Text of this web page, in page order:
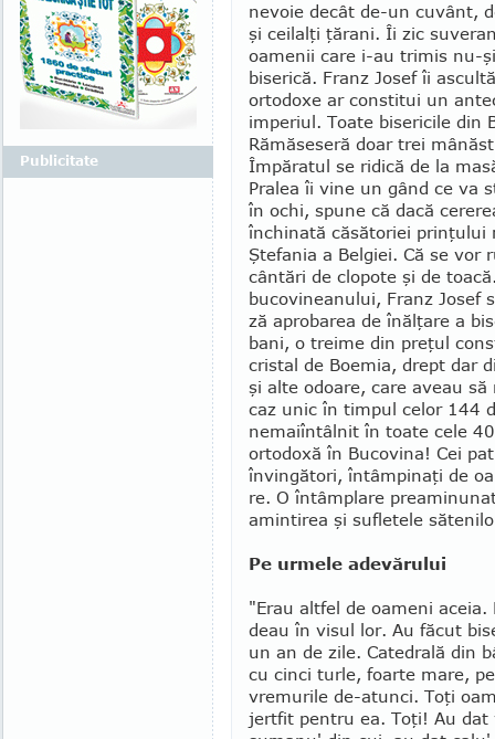
nevoie decât de-un cuvânt,
şi ceilalţi ţărani. Îi zic
oamenii care i-au trimis nu-
biserică. Franz Josef îi
ortodoxe ar constitui un
imperiul. Toate bisericile din
Rămăseseră doar trei
Împăratul se ridică de la
Pralea îi vine un gând ce va
în ochi, spune că dacă
închinată căsătoriei prin­ţului
Ştefania a Bel­giei. Că se
cântări de clopote şi de
bucovineanului, Franz Josef
ză aprobarea de înălţare a
bani, o trei­me din preţul
cristal de Boe­mia, drept dar
şi alte odoare, care aveau
caz unic în timpul celor 144
nemaiîntâlnit în toate cele
ortodoxă în Bu­co­vina! Cei
învingători, întâm­pinaţi de
re. O întâm­plare
amintirea şi sufletele
Pe urmele adevărului
"Erau altfel de oa­meni
deau în visul lor. Au făcut
un an de zile. Catedrală din
cu cinci turle, foarte mare,
vremurile de-atunci. Toţi
jertfit pentru ea. Toţi! Au dat
Publicitate